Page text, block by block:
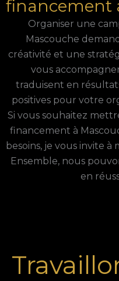
financement
Organiser une
Mascouche
créativité et une
vous
traduisent en
positives pour votre
Si vous souhaitez
financement à
besoins, je vous invite
Ensemble, nous
en